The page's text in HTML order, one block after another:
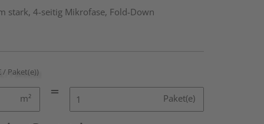
stark, 4-seitig Mikrofase, Fold-Down
/ Paket(e))
m² Paket(e)